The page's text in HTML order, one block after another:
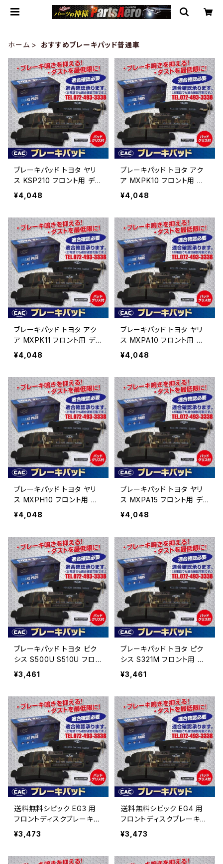
ホーム おすすめブレーキパッド普通車
ブレーキパッド トヨタ ヤリ
ス KSP210 フロント用 ディ
スクパッド （ＣＡＣ）/専用グ
リス付 PA647送料無料
¥4,048
ブレーキパッド トヨタ アク
ア MXPK10 フロント用 デ
ィスクパッド （ＣＡＣ）/専用
グリス付 PA647 送料無料
¥4,048
ブレーキパッド トヨタ アク
ア MXPK11 フロント用 ディ
スクパッド （ＣＡＣ）/専用グ
リス付 PA647 送料無料
¥4,048
ブレーキパッド トヨタ ヤリ
ス MXPA10 フロント用 デ
ィスクパッド （ＣＡＣ）/専用
グリス付 PA647 送料無
¥4,048
ブレーキパッド トヨタ ヤリ
ス MXPH10 フロント用 デ
ィスクパッド （ＣＡＣ）/専用
グリス付 PA647 送料無
¥4,048
ブレーキパッド トヨタ ヤリ
ス MXPA15 フロント用 ディ
スクパッド （ＣＡＣ）/専用グ
リス付 PA647 送料無料
¥4,048
ブレーキパッド トヨタ ピク
シス S500U S510U フロン
ト用 ディスクパッド （ＣＡ
Ｃ）/専用グリス付 HN-64
¥3,461
ブレーキパッド トヨタ ピク
シス S321M フロント用 デ
ィスクパッド （ＣＡＣ）/専用
グリス付 HN-648 送料
¥3,461
送料無料シビック EG3 用
フロントディスクブレーキパ
ッド左右 PA263 （ＣＡ
Ｃ）/専用グリス付
¥3,473
送料無料シビック EG4 用
フロントディスクブレーキパ
ッド左右 PA263 （ＣＡ
Ｃ）/専用グリス付
¥3,473